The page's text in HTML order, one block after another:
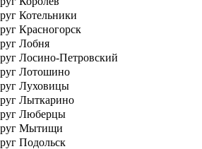
Котельники
Красногорск
Лобня
Лосино-Петровский
Лотошино
Луховицы
Лыткарино
Люберцы
Мытищи
Подольск